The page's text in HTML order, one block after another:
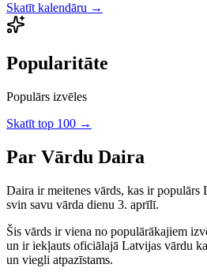
Skatīt kalendāru →
Popularitāte
Populārs izvēles
Skatīt top 100 →
Par Vārdu Daira
Daira irmeitenes vārds, kas ir populārs
svin savu vārda dienu 3. aprīlī.
Šis vārds ir viena no populārākajiem
un ir iekļauts oficiālajā Latvijas vārdu
un viegli atpazīstams.